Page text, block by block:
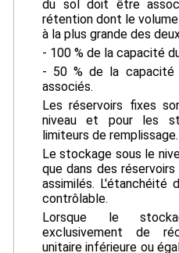
du sol doit être
rétention dont le
à la plus grande des
- 100 % de la capacité
- 50 % de la capacité
associés.
Les réservoirs fixes
niveau et pour les
limiteurs de remplissage.
Le stockage sous le
que dans des
assimilés. L'étanchéité
contrôlable.
Lorsque le
exclusivement de
unitaire inférieure ou